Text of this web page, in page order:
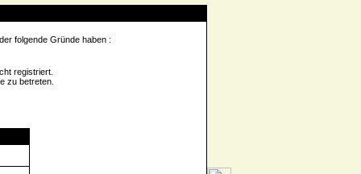
folgende Gründe haben :
registriert.
zu betreten.